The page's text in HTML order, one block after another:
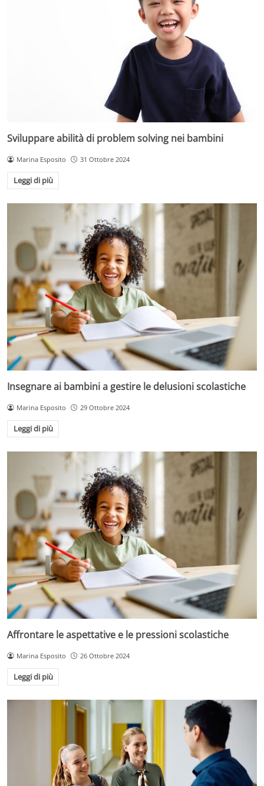
Sviluppare abilità di problem solving nei bambini
Marina Esposito 31 Ottobre 2024
Leggi di più
Insegnare ai bambini a gestire le delusioni scolastiche
Marina Esposito 29 Ottobre 2024
Leggi di più
Affrontare le aspettative e le pressioni scolastiche
Marina Esposito 26 Ottobre 2024
Leggi di più